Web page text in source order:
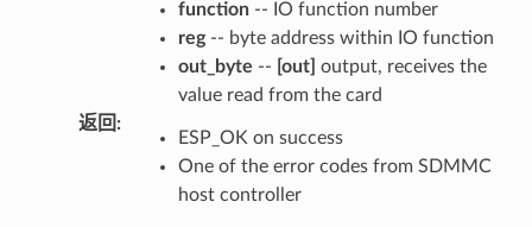
function-- IO function number
reg-- byte address within IO function
out_byte -- [out] output, receives the
value read from the card
返回 :
ESP_OK on success
One of the error codes from SDMMC
host controller